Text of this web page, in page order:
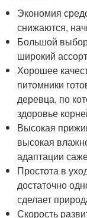
Экономия
снижаются,
Большой
широкий
Хорошее
питомники
деревца, по
здоровье
Высокая
высокая
адаптации
Простота в
достаточно
сделает
Скорость